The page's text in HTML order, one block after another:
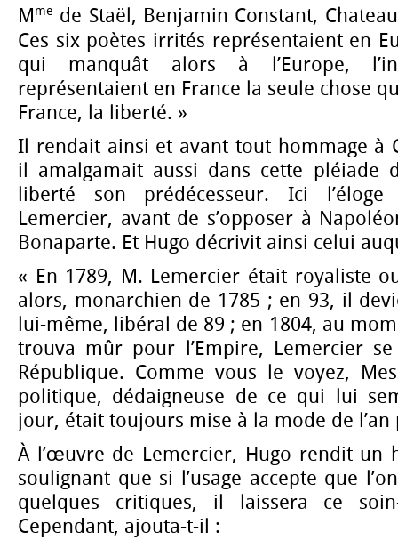
Mme de Staël, Benjamin Constant,
Ces six poètes irrités représentaient en
qui manquât alors à l’Europe,
représentaient en France la seule chose
France, la liberté. »
Il rendait ainsi et avant tout hommage à
il amalgamait aussi dans cette pléiade
liberté son prédécesseur. Ici
Lemercier, avant de s’opposer à
Bonaparte. Et Hugo décrivit ainsi celui
« En 1789, M. Lemercier était royaliste
alors, monarchien de 1785 ; en 93, il
lui-même, libéral de 89 ; en 1804, au
trouva mûr pour l’Empire, Lemercier
République. Comme vous le voyez,
politique, dédaigneuse de ce qui lui
jour, était toujours mise à la mode de l’an
À l’œuvre de Lemercier, Hugo rendit un
soulignant que si l’usage accepte que
quelques critiques, il laissera ce
Cependant, ajouta-t-il :